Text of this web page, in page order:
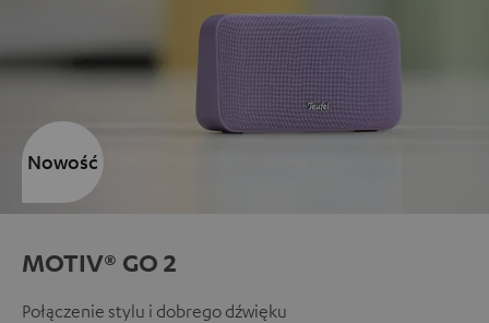
MOTIV® GO 2
Połączenie stylu i dobrego dźwięku
Nowość